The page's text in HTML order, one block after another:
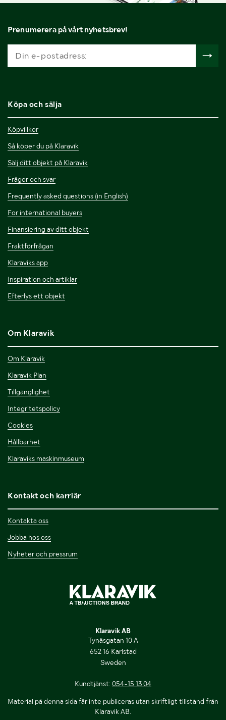
Prenumerera på vårt nyhetsbrev!
Köpa och sälja
Köpvillkor
Så köper du på Klaravik
Sälj ditt objekt på Klaravik
Frågor och svar
Frequently asked questions (in English)
For international buyers
Finansiering av ditt objekt
Fraktförfrågan
Klaraviks app
Inspiration och artiklar
Efterlys ett objekt
Om Klaravik
Om Klaravik
Klaravik Plan
Tillgänglighet
Integritetspolicy
Cookies
Hållbarhet
Klaraviks maskinmuseum
Kontakt och karriär
Kontakta oss
Jobba hos oss
Nyheter och pressrum
Klaravik AB
Tynäsgatan 10 A
652 16 Karlstad
Sweden
Kundtjänst: 054-15 13 04
Material på denna sida får inte publiceras utan skriftligt tillstånd från
Klaravik AB.